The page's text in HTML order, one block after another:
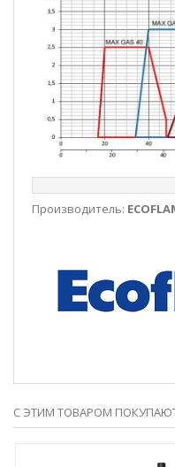
Производитель:
С ЭТИМ ТОВАРОМ